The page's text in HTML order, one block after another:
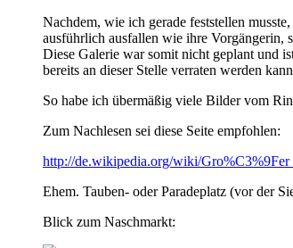
Nachdem, wie ich gerade feststellen
ausführlich ausfallen wie ihre Vorgängerin,
Diese Galerie war somit nicht geplant und
bereits an dieser Stelle verraten werden
So habe ich übermäßig viele Bilder vom
Zum Nachlesen sei diese Seite empfohlen:
http://de.wikipedia.org/wiki/
Ehem. Tauben- oder Paradeplatz (vor der
Blick zum Naschmarkt: